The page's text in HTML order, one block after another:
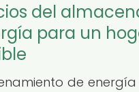
del
para un
de